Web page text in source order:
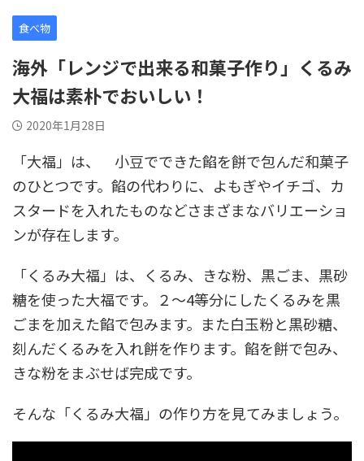
食べ物
海外「レンジで出来る和菓子作り」くるみ
大福は素朴でおいしい！
2020年1月28日
「大福」は、 小豆でできた餡を餅で包んだ和菓子
のひとつです。餡の代わりに、よもぎやイチゴ、カ
スタードを入れたものなどさまざまなバリエーショ
ンが存在します。
「くるみ大福」は、くるみ、きな粉、黒ごま、黒砂
糖を使った大福です。２～4等分にしたくるみを黒
ごまを加えた餡で包みます。また白玉粉と黒砂糖、
刻んだくるみを入れ餅を作ります。餡を餅で包み、
きな粉をまぶせば完成です。
そんな「くるみ大福」の作り方を見てみましょう。